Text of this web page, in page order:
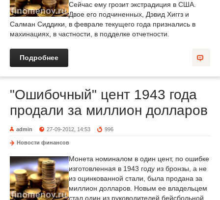
Сейчас ему грозит экстрадиция в США.
Двое его подчиненных, Дэвид Хиггз и
Салман Сиддики, в феврале текущего года признались в
махинациях, в частности, в подделке отчетности.
Подробнее
"Ошибочный" цент 1943 года
продали за миллион долларов
admin 27-09-2012, 14:53 996
Новости финансов
Монета номиналом в один цент, по ошибке
изготовленная в 1943 году из бронзы, а не
из оцинкованной стали, была продана за
миллион долларов. Новым ее владельцем
стал один из руководителей бейсбольной